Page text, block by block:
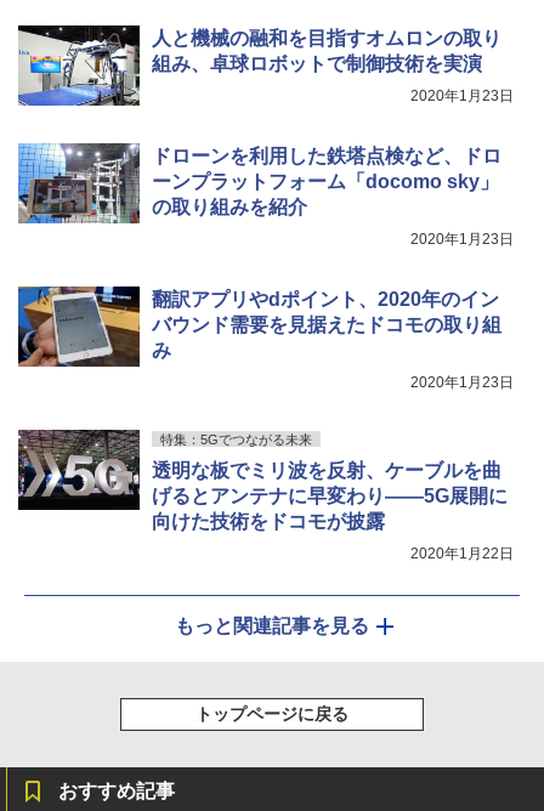
人と機械の融和を目指すオムロンの取り
組み、卓球ロボットで制御技術を実演
2020年1月23日
ドローンを利用した鉄塔点検など、ドロ
ーンプラットフォーム「docomo sky」
の取り組みを紹介
2020年1月23日
翻訳アプリやdポイント、2020年のイン
バウンド需要を見据えたドコモの取り組
み
2020年1月23日
特集：5Gでつながる未来
透明な板でミリ波を反射、ケーブルを曲
げるとアンテナに早変わり――5G展開に
向けた技術をドコモが披露
2020年1月22日
もっと関連記事を見る
トップページに戻る
おすすめ記事